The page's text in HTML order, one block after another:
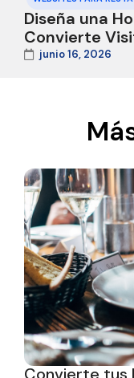
Diseña una
Convierte
junio 16, 2026